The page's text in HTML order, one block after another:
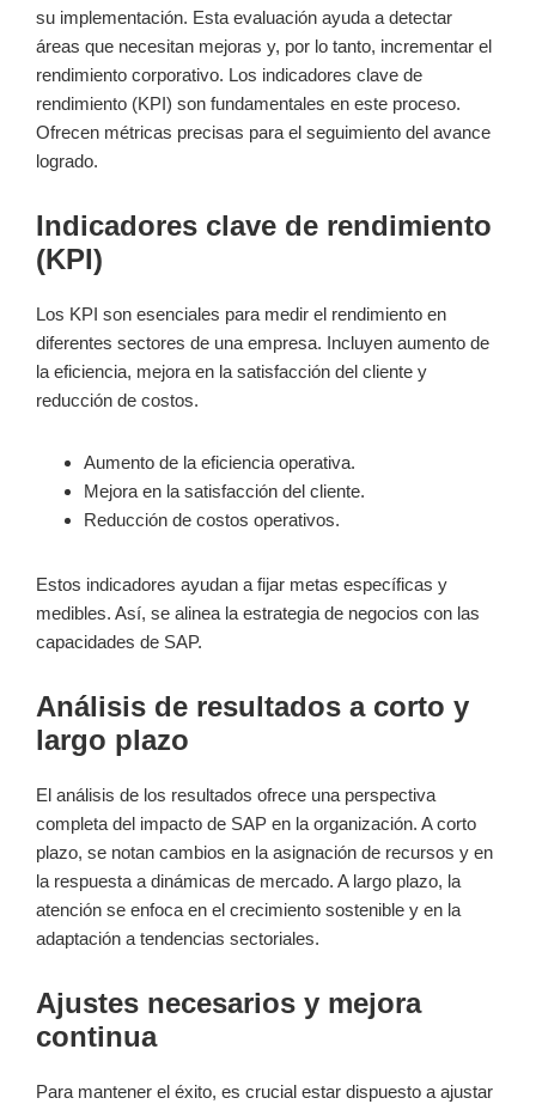
su implementación. Esta evaluación ayuda a detectar
áreas que necesitan mejoras y, por lo tanto, incrementar el
rendimiento corporativo. Los indicadores clave de
rendimiento (KPI) son fundamentales en este proceso.
Ofrecen métricas precisas para el seguimiento del avance
logrado.
Indicadores clave de rendimiento
(KPI)
Los KPI son esenciales para medir el rendimiento en
diferentes sectores de una empresa. Incluyen aumento de
la eficiencia, mejora en la satisfacción del cliente y
reducción de costos.
Aumento de la eficiencia operativa.
Mejora en la satisfacción del cliente.
Reducción de costos operativos.
Estos indicadores ayudan a fijar metas específicas y
medibles. Así, se alinea la estrategia de negocios con las
capacidades de SAP.
Análisis de resultados a corto y
largo plazo
El análisis de los resultados ofrece una perspectiva
completa del impacto de SAP en la organización. A corto
plazo, se notan cambios en la asignación de recursos y en
la respuesta a dinámicas de mercado. A largo plazo, la
atención se enfoca en el crecimiento sostenible y en la
adaptación a tendencias sectoriales.
Ajustes necesarios y mejora
continua
Para mantener el éxito, es crucial estar dispuesto a ajustar